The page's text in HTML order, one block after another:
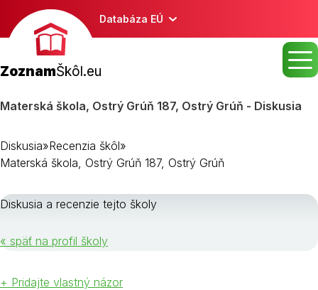
Databáza EÚ
ZoznamŠkôl.eu
Materská škola, Ostrý Grúň 187, Ostrý Grúň - Diskusia
Diskusia»Recenzia škôl»
Materská škola, Ostrý Grúň 187, Ostrý Grúň
Diskusia a recenzie tejto školy
« späť na profil školy
+ Pridajte vlastný názor